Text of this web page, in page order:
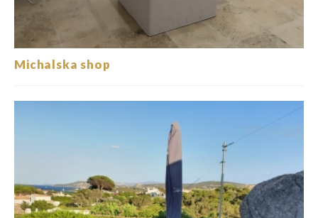
Michalska shop